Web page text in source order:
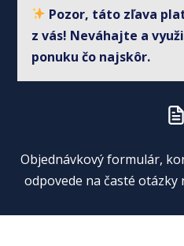
Pozor, táto zľava
z vás! Neváhajte a
ponuku čo najskôr.
Objednávkový formulár,
odpovede na časté